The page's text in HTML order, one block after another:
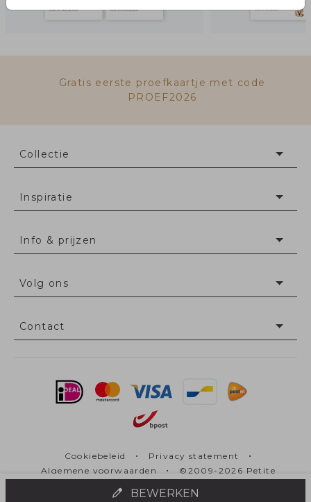
BEWERKEN
Gratis eerste proefkaartje met code
PROEF2026
Collectie
Inspiratie
Info & prijzen
Volg ons
Contact
Cookiebeleid • Privacy statement •
Algemene voorwaarden •
©2009-2026 Petite